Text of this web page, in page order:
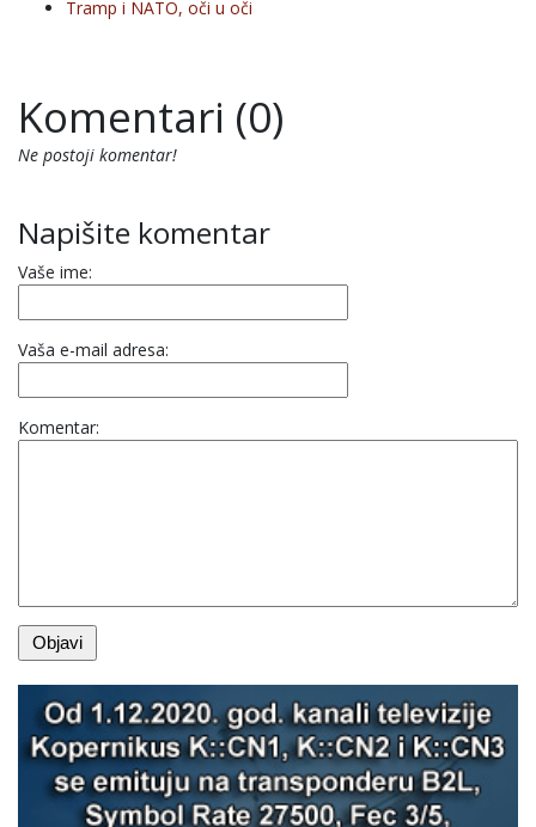
Tramp i NATO, oči u oči
Komentari (0)
Ne postoji komentar!
Napišite komentar
Vaše ime:
Vaša e-mail adresa:
Komentar: